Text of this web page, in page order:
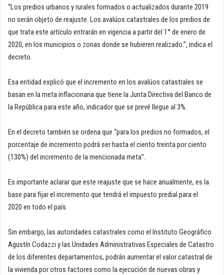
“Los predios urbanos y rurales formados o actualizados durante 2019
no serán objeto de reajuste. Los avalúos catastrales de los predios de
que trata este artículo entrarán en vigencia a partir del 1° de enero de
2020, en los municipios o zonas donde se hubieren realizado.”, indica el
decreto.
Esa entidad explicó que el incremento en los avalúos catastrales se
basan en la meta inflacionaria que tiene la Junta Directiva del Banco de
la República para este año, indicador que se prevé llegue al 3%.
En el decreto también se ordena que “para los predios no formados, el
porcentaje de incremento podrá ser hasta el ciento treinta por ciento
(130%) del incremento de la mencionada meta”.
Es importante aclarar que este reajuste que se hace anualmente, es la
base para fijar el incremento que tendrá el impuesto predial para el
2020 en todo el país.
Sin embargo, las autoridades catastrales como el Instituto Geográfico
Agustín Codazzi y las Unidades Administrativas Especiales de Catastro
de los diferentes departamentos, podrán aumentar el valor catastral de
la vivienda por otros factores como la ejecución de nuevas obras y